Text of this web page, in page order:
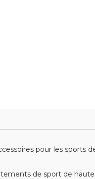
pour les sports
de sport de